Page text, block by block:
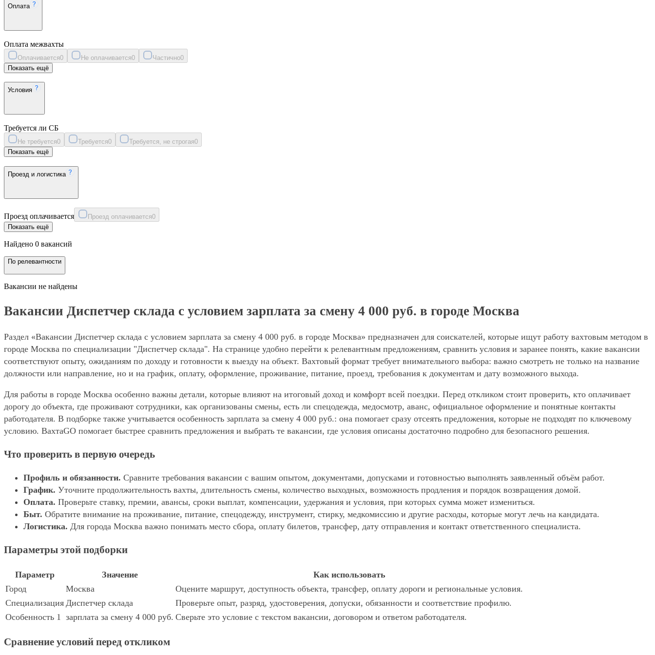
Оплата
Оплата межвахты
Оплачивается0 Не оплачивается0 Частично0
Показать ещё
Условия
Требуется ли СБ
Не требуется0 Требуется0 Требуется, не строгая0
Показать ещё
Проезд и логистика
Проезд оплачивается Проезд оплачивается0
Показать ещё
Найдено 0 вакансий
По релевантности
Вакансии не найдены
Вакансии Диспетчер склада с условием зарплата за смену 4 000 руб. в городе Москва
Раздел «Вакансии Диспетчер склада с условием зарплата за смену 4 000 руб. в городе Москва» предназначен для соискателей, которые ищут работу вахтовым методом в
городе Москва по специализации "Диспетчер склада". На странице удобно перейти к релевантным предложениям, сравнить условия и заранее понять, какие вакансии
соответствуют опыту, ожиданиям по доходу и готовности к выезду на объект. Вахтовый формат требует внимательного выбора: важно смотреть не только на название
должности или направление, но и на график, оплату, оформление, проживание, питание, проезд, требования к документам и дату возможного выхода.
Для работы в городе Москва особенно важны детали, которые влияют на итоговый доход и комфорт всей поездки. Перед откликом стоит проверить, кто оплачивает
дорогу до объекта, где проживают сотрудники, как организованы смены, есть ли спецодежда, медосмотр, аванс, официальное оформление и понятные контакты
работодателя. В подборке также учитывается особенность зарплата за смену 4 000 руб.: она помогает сразу отсеять предложения, которые не подходят по ключевому
условию. ВахтаGO помогает быстрее сравнить предложения и выбрать те вакансии, где условия описаны достаточно подробно для безопасного решения.
Что проверить в первую очередь
Профиль и обязанности. Сравните требования вакансии с вашим опытом, документами, допусками и готовностью выполнять заявленный объём работ.
График. Уточните продолжительность вахты, длительность смены, количество выходных, возможность продления и порядок возвращения домой.
Оплата. Проверьте ставку, премии, авансы, сроки выплат, компенсации, удержания и условия, при которых сумма может измениться.
Быт. Обратите внимание на проживание, питание, спецодежду, инструмент, стирку, медкомиссию и другие расходы, которые могут лечь на кандидата.
Логистика. Для города Москва важно понимать место сбора, оплату билетов, трансфер, дату отправления и контакт ответственного специалиста.
Параметры этой подборки
Параметр Значение
Как использовать
Город
Москва
Оцените маршрут, доступность объекта, трансфер, оплату дороги и региональные условия.
Специализация Диспетчер склада
Проверьте опыт, разряд, удостоверения, допуски, обязанности и соответствие профилю.
Особенность 1 зарплата за смену 4 000 руб. Сверьте это условие с текстом вакансии, договором и ответом работодателя.
Сравнение условий перед откликом